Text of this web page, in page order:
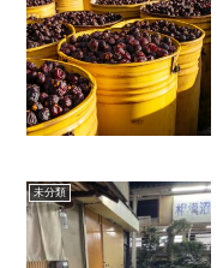
未分類